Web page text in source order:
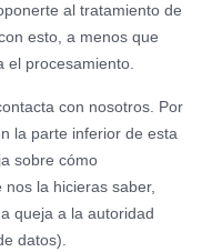
al tratamiento de
esto, a menos que
el procesamiento.
con nosotros. Por
la parte inferior de esta
sobre cómo
la hicieras saber,
queja a la autoridad
datos).